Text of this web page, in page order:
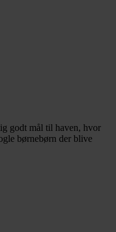
godt mål til haven, hvor
børnebørn der blive